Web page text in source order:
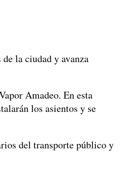
la ciudad y avanza
Amadeo. En esta
los asientos y se
del transporte público y